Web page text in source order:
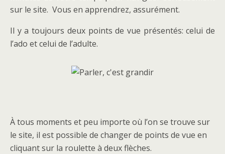
sur le site. Vous en apprendrez, assurément.
Il y a toujours deux points de vue présentés: celui de
l’ado et celui de l’adulte.
À tous moments et peu importe où l’on se trouve sur
le site, il est possible de changer de points de vue en
cliquant sur la roulette à deux flèches.